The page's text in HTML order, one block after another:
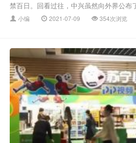
禁百日。回看过往，中兴虽然向外界公布
小编 2021-07-09 354次浏览